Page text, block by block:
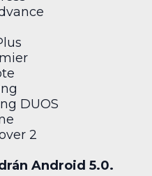
DUOS
2
Android 5.0.